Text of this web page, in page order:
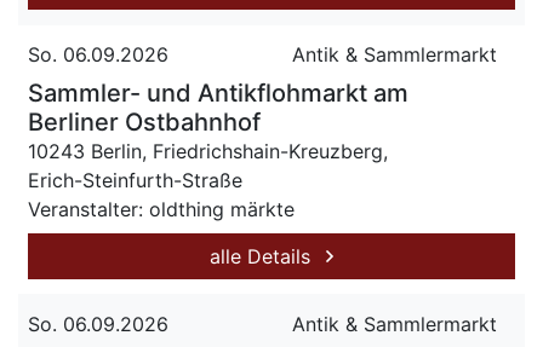
So. 06.09.2026 Antik & Sammlermarkt
Sammler- und Antikflohmarkt am
Berliner Ostbahnhof
10243 Berlin, Friedrichshain-Kreuzberg,
Erich-Steinfurth-Straße
Veranstalter: oldthing märkte
alle Details
So. 06.09.2026 Antik & Sammlermarkt